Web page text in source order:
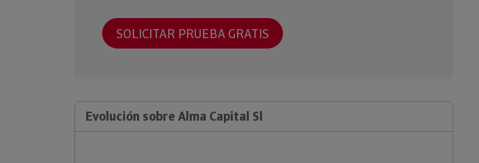
SOLICITAR PRUEBA GRATIS
Evolución sobre Alma Capital Sl